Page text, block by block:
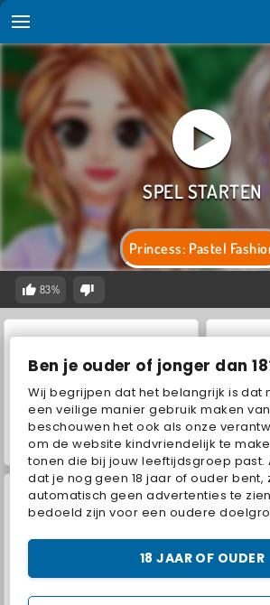
Ben je ouder of jonger dan
Wij begrijpen dat het belangrijk is dat
een veilige manier gebruik maken
beschouwen het ook als onze
om de website kindvriendelijk te
tonen die bij jouw leeftijdsgroep past.
dat je nog geen 18 jaar of ouder bent,
automatisch geen advertenties te
bedoeld zijn voor een oudere
18 JAAR OF OUDER
Princess: Pastel
83%
ASMR Makeover & Makeup Studio